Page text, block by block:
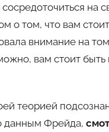
на
о том, что вам
внимание на
вам стоит
теорией
данным Фрейда,